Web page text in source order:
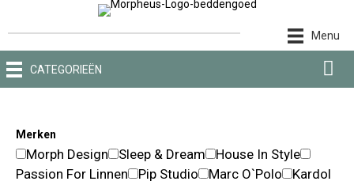
Menu
CATEGORIEËN
Merken
Morph Design Sleep & Dream
House In Style
Passion For Linnen
Pip Studio Marc O`Polo
Kardol